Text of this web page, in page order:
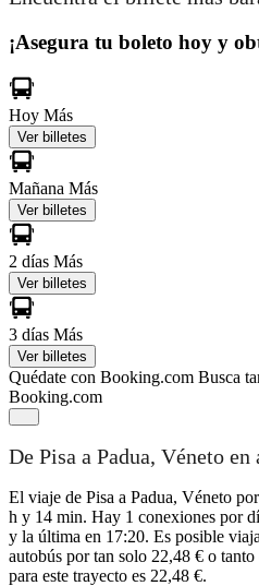
¡Asegura tu boleto hoy y
Hoy Más
Ver billetes
Mañana Más
Ver billetes
2 días Más
Ver billetes
3 días Más
Ver billetes
Quédate con Booking.com Busca
Booking.com
De Pisa a Padua, Véneto en
El viaje de Pisa a Padua, Véneto
h y 14 min. Hay 1 conexiones por
y la última en 17:20. Es posible
autobús por tan solo 22,48 € o
para este trayecto es 22,48 €.